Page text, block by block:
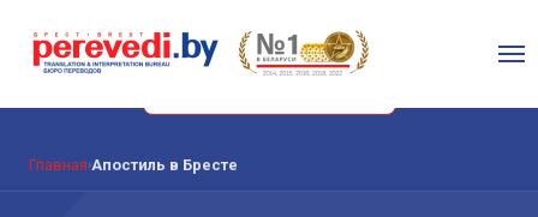
Закажите срочный Апостиль в Бресте в нашем офисе за 5-7
дней
Главная›Апостиль в Бресте